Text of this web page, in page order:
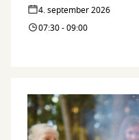
4. september 2026
07:30 - 09:00